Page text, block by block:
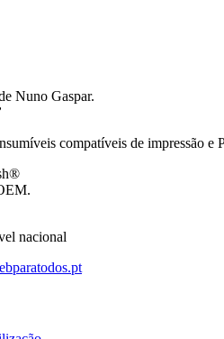
Nuno Gaspar.
compatíveis de impressão e
nacional